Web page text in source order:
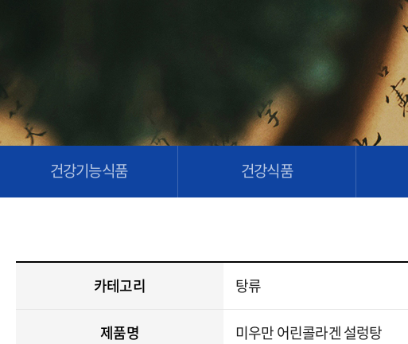
건강기능식품 건강식품
카테고리 탕류
제품명 미우만 어린콜라겐 설렁탕